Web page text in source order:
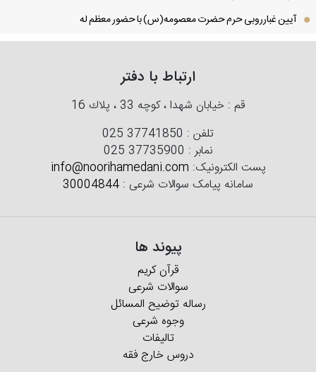
آیین غبارروبی حرم حضرت معصومه(س) با حضور معظم له
ارتباط با دفتر
قم : خیابان شهدا ، كوچه 33 ، پلاك 16
تلفن :025 37741850
نمابر :025 37735900
پست الکترونیک:info@noorihamedani.com
سامانه پیامک سوالات شرعی : 30004844
پیوند ها
قرآن کریم
سوالات شرعی
رساله توضیح المسائل
وجوه شرعی
تالیفات
دروس خارج فقه